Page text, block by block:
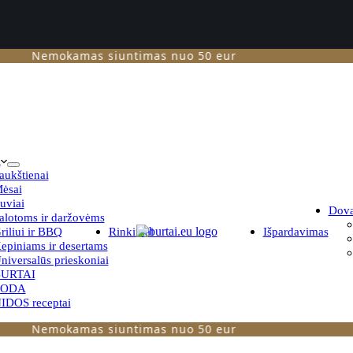
siuntimas nuo 50 eur
ir daržovėms
ir BBQ
ir desertams
prieskoniai
receptai
Rinkiniai Išpardavimas
siuntimas nuo 50 eur